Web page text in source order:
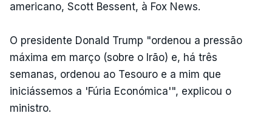
americano, Scott Bessent, à Fox News.
O presidente Donald Trump "ordenou a pressão
máxima em março (sobre o Irão) e, há três
semanas, ordenou ao Tesouro e a mim que
iniciássemos a 'Fúria Económica'", explicou o
ministro.